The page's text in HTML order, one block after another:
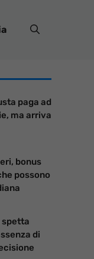
paga ad
ma arriva
bonus
possono
spetta
di